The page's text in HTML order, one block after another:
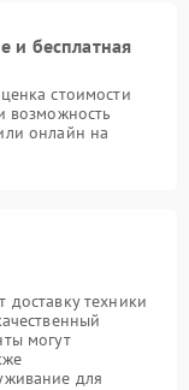
и бесплатная
стоимости
возможность
онлайн на
доставку техники
могут
для